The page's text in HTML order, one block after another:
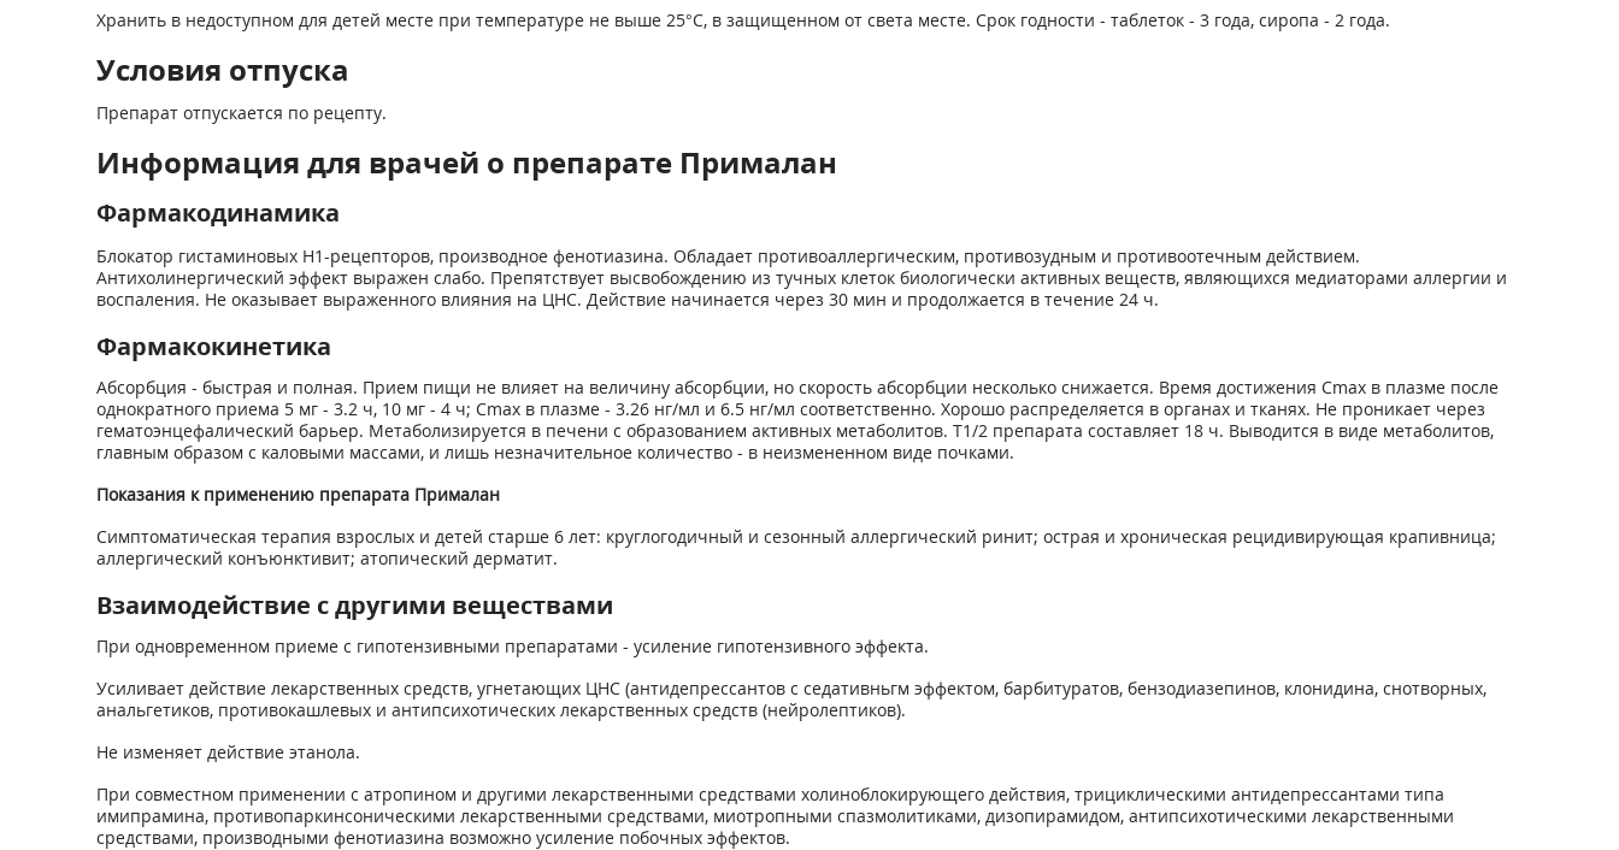
Хранить в недоступном для детей месте при температуре не выше 25°С, в защищенном от света месте. Срок годности - таблеток - 3 года, сиропа - 2 года.
Условия отпуска
Препарат отпускается по рецепту.
Информация для врачей о препарате Прималан
Фармакодинамика
Блокатор гистаминовых H1-рецепторов, производное фенотиазина. Обладает противоаллергическим, противозудным и противоотечным действием.
Антихолинергический эффект выражен слабо. Препятствует высвобождению из тучных клеток биологически активных веществ, являющихся медиаторами аллергии и
воспаления. Не оказывает выраженного влияния на ЦНС. Действие начинается через 30 мин и продолжается в течение 24 ч.
Фармакокинетика
Абсорбция - быстрая и полная. Прием пищи не влияет на величину абсорбции, но скорость абсорбции несколько снижается. Время достижения Cmax в плазме после
однократного приема 5 мг - 3.2 ч, 10 мг - 4 ч; Cmax в плазме - 3.26 нг/мл и 6.5 нг/мл соответственно. Хорошо распределяется в органах и тканях. Не проникает через
гематоэнцефалический барьер. Метаболизируется в печени с образованием активных метаболитов. T1/2 препарата составляет 18 ч. Выводится в виде метаболитов,
главным образом с каловыми массами, и лишь незначительное количество - в неизмененном виде почками.
Показания к применению препарата Прималан
Симптоматическая терапия взрослых и детей старше 6 лет: круглогодичный и сезонный аллергический ринит; острая и хроническая рецидивирующая крапивница;
аллергический конъюнктивит; атопический дерматит.
Взаимодействие с другими веществами
При одновременном приеме с гипотензивными препаратами - усиление гипотензивного эффекта.
Усиливает действие лекарственных средств, угнетающих ЦНС (антидепрессантов с седативньгм эффектом, барбитуратов, бензодиазепинов, клонидина, снотворных,
анальгетиков, противокашлевых и антипсихотических лекарственных средств (нейролептиков).
Не изменяет действие этанола.
При совместном применении с атропином и другими лекарственными средствами холиноблокирующего действия, трициклическими антидепрессантами типа
имипрамина, противопаркинсоническими лекарственными средствами, миотропными спазмолитиками, дизопирамидом, антипсихотическими лекарственными
средствами, производными фенотиазина возможно усиление побочных эффектов.